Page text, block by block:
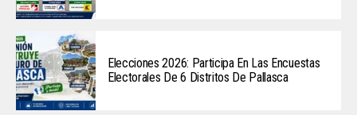
Elecciones 2026: Participa En Las Encuestas
Electorales De 6 Distritos De Pallasca